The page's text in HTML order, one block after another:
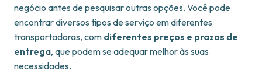
negócio antes de pesquisar outras opções. Você pode
encontrar diversos tipos de serviço em diferentes
transportadoras, com diferentes preços e prazos de
entrega, que podem se adequar melhor às suas
necessidades.